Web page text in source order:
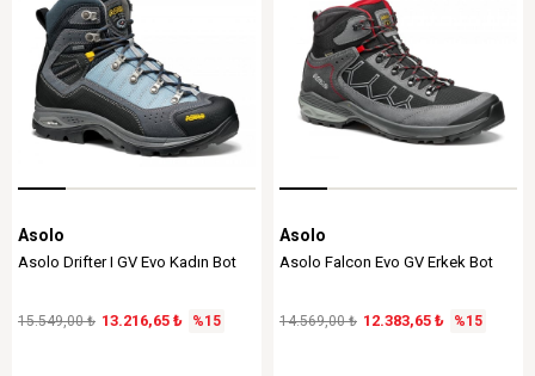
Asolo
Asolo Drifter I GV Evo Kadın Bot
13.216,65 ₺
15.549,00 ₺ %15
Asolo
Asolo Falcon Evo GV Erkek Bot
12.383,65 ₺
14.569,00 ₺ %15